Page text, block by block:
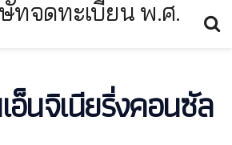
ทจดทะเบียน พ.ศ.
อ็นจิเนียริ่งคอนซัล